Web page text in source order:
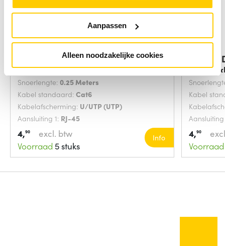
Aanpassen
Alleen noodzakelijke cookies
Digitus DK-1617-0025/B
netwerkkabel Blauw
Snoerlengte: 0.25 Meters
Kabel standaard: Cat6
Kabelafscherming: U/UTP (UTP)
Aansluiting 1: RJ-45
4,90
excl. btw
Voorraad 5 stuks
Info
Digitus
Kabel
4,90
Voorraad